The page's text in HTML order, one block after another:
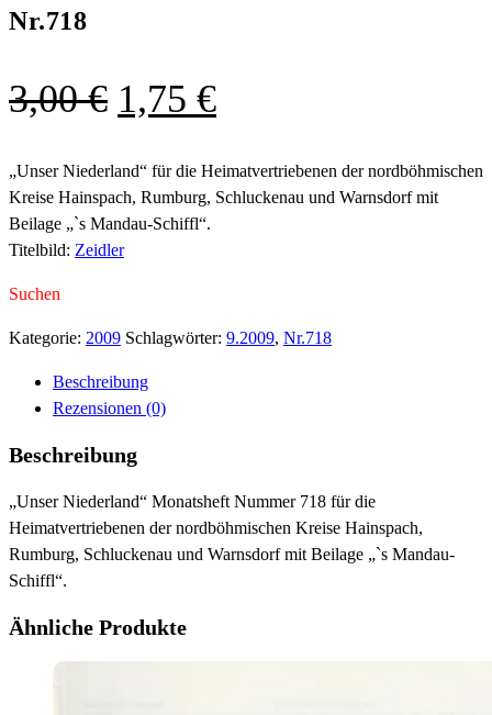
Nr.718
3,00€ Ursprünglicher
war:
3,00 €
1,75 €Aktueller
ist:
1,75 €.
„Unser Niederland“ für die Heimatvertriebenen der nordböhmischen
Kreise Hainspach, Rumburg, Schluckenau und Warnsdorf mit
Beilage „`s Mandau-Schiffl“.
Titelbild: Zeidler
Suchen
Kategorie: 2009 Schlagwörter: 9.2009, Nr.718
Beschreibung
Rezensionen (0)
Beschreibung
„Unser Niederland“ Monatsheft Nummer 718 für die
Heimatvertriebenen der nordböhmischen Kreise Hainspach,
Rumburg, Schluckenau und Warnsdorf mit Beilage „`s Mandau-
Schiffl“.
Ähnliche Produkte